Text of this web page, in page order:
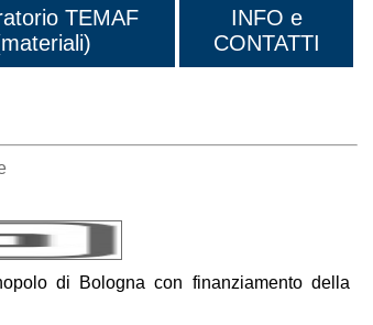
TEMAF
INFO e
CONTATTI
di Bologna con finanziamento della